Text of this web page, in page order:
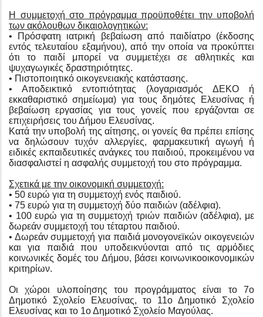
Η συμμετοχή στο πρόγραμμα προϋποθέτει την υποβολή
των ακόλουθων δικαιολογητικών:
• Πρόσφατη ιατρική βεβαίωση από παιδίατρο (έκδοσης
εντός τελευταίου εξαμήνου), από την οποία να προκύπτει
ότι το παιδί μπορεί να συμμετέχει σε αθλητικές και
ψυχαγωγικές δραστηριότητες.
• Πιστοποιητικό οικογενειακής κατάστασης.
• Αποδεικτικό εντοπιότητας (λογαριασμός ΔΕΚΟ ή
εκκαθαριστικό σημείωμα) για τους δημότες Ελευσίνας ή
βεβαίωση εργασίας για τους γονείς που εργάζονται σε
επιχειρήσεις του Δήμου Ελευσίνας.
Κατά την υποβολή της αίτησης, οι γονείς θα πρέπει επίσης
να δηλώσουν τυχόν αλλεργίες, φαρμακευτική αγωγή ή
ειδικές εκπαιδευτικές ανάγκες του παιδιού, προκειμένου να
διασφαλιστεί η ασφαλής συμμετοχή του στο πρόγραμμα.
Σχετικά με την οικονομική συμμετοχή:
• 50 ευρώ για τη συμμετοχή ενός παιδιού.
• 75 ευρώ για τη συμμετοχή δύο παιδιών (αδέλφια).
• 100 ευρώ για τη συμμετοχή τριών παιδιών (αδέλφια), με
δωρεάν συμμετοχή του τέταρτου παιδιού.
• Δωρεάν συμμετοχή για παιδιά μονογονεϊκών οικογενειών
και για παιδιά που υποδεικνύονται από τις αρμόδιες
κοινωνικές δομές του Δήμου, βάσει κοινωνικοοικονομικών
κριτηρίων.
Οι χώροι υλοποίησης του προγράμματος είναι το 7ο
Δημοτικό Σχολείο Ελευσίνας, το 11ο Δημοτικό Σχολείο
Ελευσίνας και το 1ο Δημοτικό Σχολείο Μαγούλας.